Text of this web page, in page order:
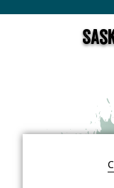
K